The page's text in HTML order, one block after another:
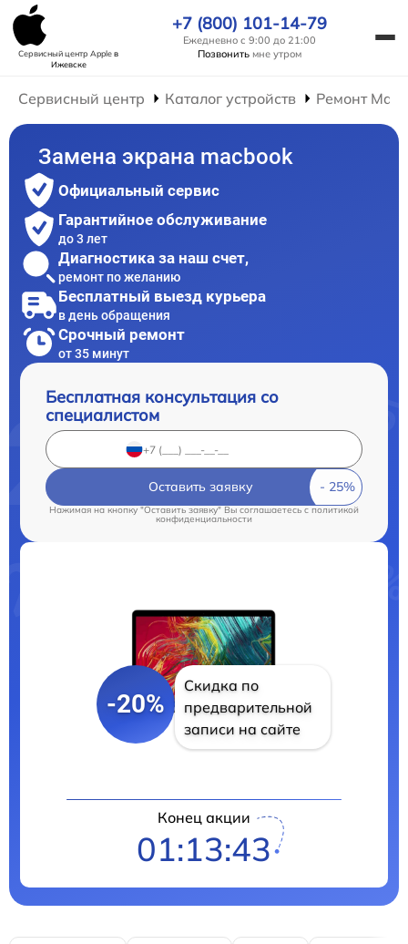
Сервисный центр Appleв
Ижевске
+7 (800) 101-14-79
Ежедневно с 9:00 до 21:00
Позвонить мне утром
Сервисный центр Каталог устройств Ремонт
Замена экрана macbook
Официальный сервис
Гарантийное обслуживание
до 3 лет
Диагностика за наш счет,
ремонт по желанию
Бесплатный выезд курьера
в день обращения
Срочный ремонт
от 35 минут
Бесплатная консультация со
специалистом
Оставить заявку
Нажимая на кнопку "Оставить заявку" Вы соглашаетесь cполитикой
конфиденциальности
-20%
Скидка по
предварительной
записи на сайте
Конец акции
01:13:42